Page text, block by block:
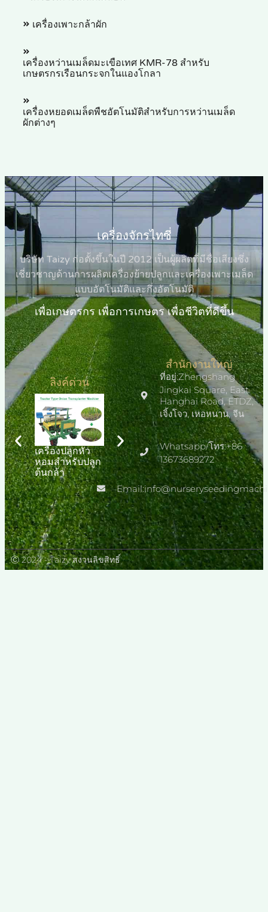
เครื่องเพาะกล้าผัก
เครื่องหว่านเมล็ดมะเขือเทศ KMR-78 สำหรับ
เกษตรกรเรือนกระจกในแองโกลา
เครื่องหยอดเมล็ดพืชอัตโนมัติสำหรับการหว่านเมล็ด
ผักต่างๆ
เครื่องจักรไทซี่
บริษัท Taizy ก่อตั้งขึ้นในปี 2012 เป็นผู้ผลิตที่มีชื่อเสียงซึ่ง
เชี่ยวชาญด้านการผลิตเครื่องย้ายปลูกและเครื่องเพาะเมล็ด
แบบอัตโนมัติและกึ่งอัตโนมัติ
เพื่อเกษตรกร เพื่อการเกษตร เพื่อชีวิตที่ดีขึ้น
ลิงค์ด่วน
เครื่องปลูกหัว
หอมสำหรับปลูก
ต้นกล้า
Automatic
Seedling
Production
Line
เครื่องปลูกต้น
กล้าพริก
สำนักงานใหญ่
ที่อยู่:Zhengshang
Jingkai Square, East
Hanghai Road, ETDZ,
เจิ้งโจว, เหอหนาน, จีน
Whatsapp/โทร:+86
13673689272
Ⓒ 2024 - Taizy สงวนลิขสิทธิ์